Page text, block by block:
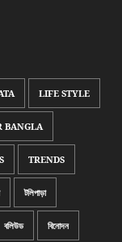
LIFE STYLE
BANGLA
TRENDS
টলিপাড়া
বলিউড বিনোদন